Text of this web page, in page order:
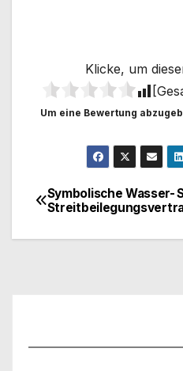
Klicke, um
Um eine Bewertung
Symbolische Wasser-